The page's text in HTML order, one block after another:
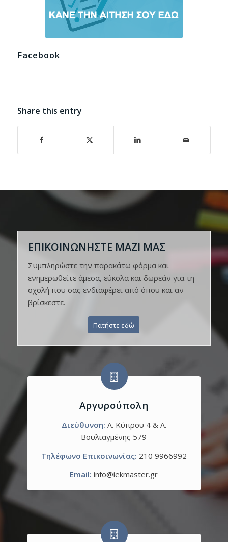
Facebook
Share this entry
ΕΠΙΚΟΙΝΩΝΗΣΤΕ ΜΑΖΙ ΜΑΣ
Συμπληρώστε την παρακάτω φόρμα και
ενημερωθείτε άμεσα, εύκολα και δωρεάν για τη
σχολή που σας ενδιαφέρει από όπου και αν
βρίσκεστε.
Πατήστε εδώ
Αργυρούπολη
Διεύθυνση: Λ. Κύπρου 4 & Λ.
Βουλιαγμένης 579
Τηλέφωνο Επικοινωνίας: 210 9966992
Email: info@iekmaster.gr